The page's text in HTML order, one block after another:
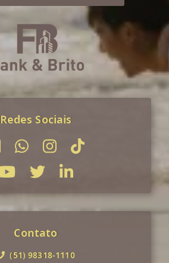
Redes Sociais
Contato
(51) 98318-1110